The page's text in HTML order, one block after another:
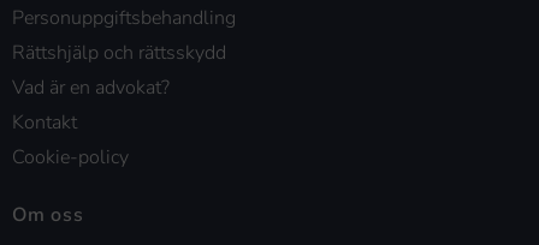
Personuppgiftsbehandling
Rättshjälp och rättsskydd
Vad är en advokat?
Kontakt
Cookie-policy
Om oss